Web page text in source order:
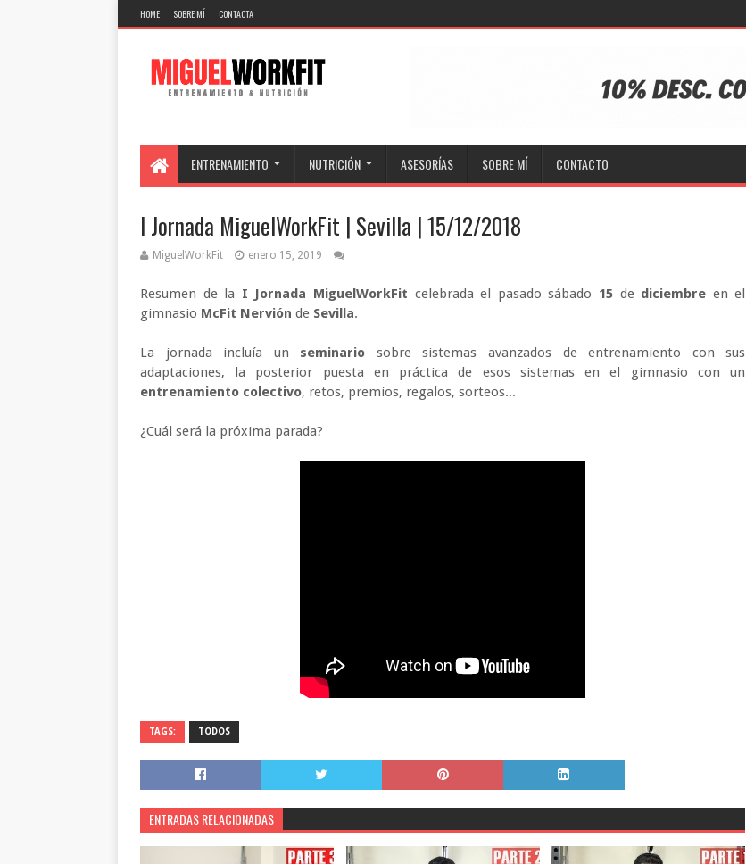
HOME SOBRE MÍ CONTACTA
ENTRENAMIENTO NUTRICIÓN ASESORÍAS SOBRE MÍ CONTACTO
I Jornada MiguelWorkFit | Sevilla | 15/12/2018
MiguelWorkFit enero 15, 2019
Resumen de la I Jornada MiguelWorkFit celebrada el pasado sábado 15 de diciembre en el
gimnasio McFit Nervión de Sevilla.
La jornada incluía un seminario sobre sistemas avanzados de entrenamiento con sus
adaptaciones, la posterior puesta en práctica de esos sistemas en el gimnasio con un
entrenamiento colectivo, retos, premios, regalos, sorteos...
¿Cuál será la próxima parada?
TAGS: TODOS
ENTRADAS RELACIONADAS